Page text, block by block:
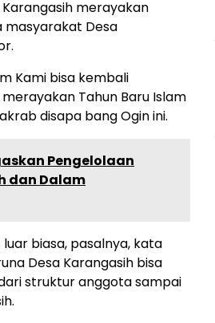
merayakan
masyarakat Desa
Kami bisa kembali
Tahun Baru Islam
disapa bang Ogin ini.
Pengelolaan
dan Dalam
biasa, pasalnya, kata
Desa Karangasih bisa
struktur anggota sampai